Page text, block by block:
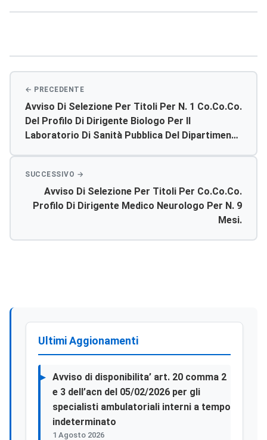
Avviso Di Selezione Per Titoli Per N. 1 Co.co.co.
Del Profilo Di Dirigente Biologo Per Il
Laboratorio Di Sanità Pubblica Del Dipartimento
Avviso Di Selezione Per Titoli Per Co.co.co.
Profilo Di Dirigente Medico Neurologo Per N. 9
Mesi.
Ultimi Aggionamenti
Avviso di disponibilita’ art. 20 comma 2
e 3 dell’acn del 05/02/2026 per gli
specialisti ambulatoriali interni a tempo
indeterminato
1 Agosto 2026